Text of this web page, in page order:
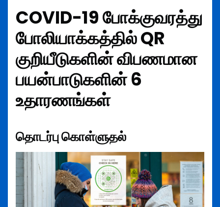
COVID-19 போக்குவரத்து
போலியாக்கத்தில் QR
குறியீடுகளின் விபணமான
பயன்பாடுகளின் 6
உதாரணங்கள்
தொடர்பு கொள்ளுதல்